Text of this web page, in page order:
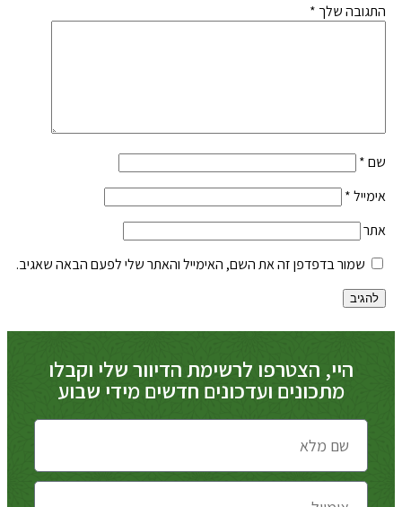
התגובה שלך *
שם*
אימייל*
אתר
שמור בדפדפן זה את השם, האימייל והאתר שלי לפעם הבאה שאגיב.
היי, הצטרפו לרשימת הדיוור שלי וקבלו
מתכונים ועדכונים חדשים מידי שבוע